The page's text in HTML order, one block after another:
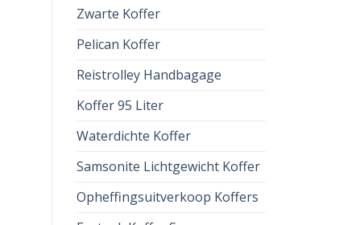
Zwarte Koffer
Pelican Koffer
Reistrolley Handbagage
Koffer 95 Liter
Waterdichte Koffer
Samsonite Lichtgewicht Koffer
Opheffingsuitverkoop Koffers